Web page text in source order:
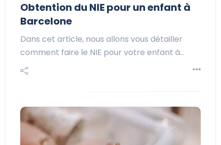
Obtention du NIE pour un enfant à
Barcelone
Dans cet article, nous allons vous détailler
comment faire le NIE pour votre enfant à…